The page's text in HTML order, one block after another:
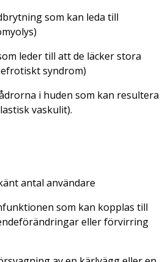
som kan leda till
leder till att de läcker stora
syndrom)
i huden som kan resultera
vaskulit).
antal användare
som kan kopplas till
eller förvirring